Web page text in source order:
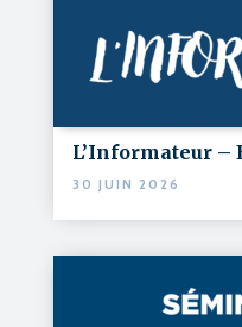
L’Informateur –
30 JUIN 2026